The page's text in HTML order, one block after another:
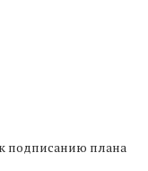
подписанию плана